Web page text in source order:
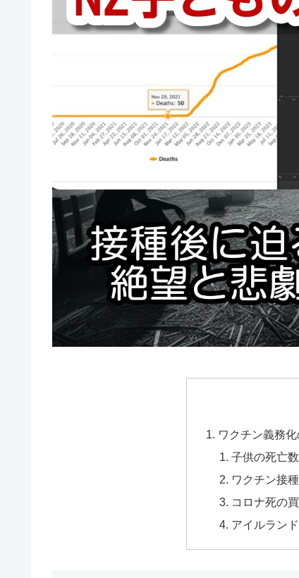
ワクチン義務
子供の死亡
ワクチン接
コロナ死の
アイルランド